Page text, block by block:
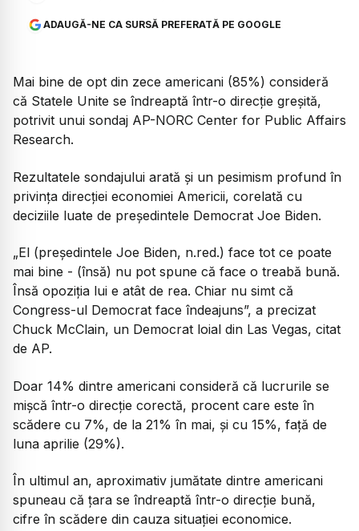
ADAUGĂ-NE CA SURSĂ PREFERATĂ PE GOOGLE
Mai bine de opt din zece americani (85%) consideră
că Statele Unite se îndreaptă într-o direcție greșită,
potrivit unui sondaj AP-NORC Center for Public Affairs
Research.
Rezultatele sondajului arată și un pesimism profund în
privința direcției economiei Americii, corelată cu
deciziile luate de președintele Democrat Joe Biden.
„El (președintele Joe Biden, n.red.) face tot ce poate
mai bine - (însă) nu pot spune că face o treabă bună.
Însă opoziția lui e atât de rea. Chiar nu simt că
Congress-ul Democrat face îndeajuns”, a precizat
Chuck McClain, un Democrat loial din Las Vegas, citat
de AP.
Doar 14% dintre americani consideră că lucrurile se
mișcă într-o direcție corectă, procent care este în
scădere cu 7%, de la 21% în mai, și cu 15%, față de
luna aprilie (29%).
În ultimul an, aproximativ jumătate dintre americani
spuneau că țara se îndreaptă într-o direcție bună,
cifre în scădere din cauza situației economice.